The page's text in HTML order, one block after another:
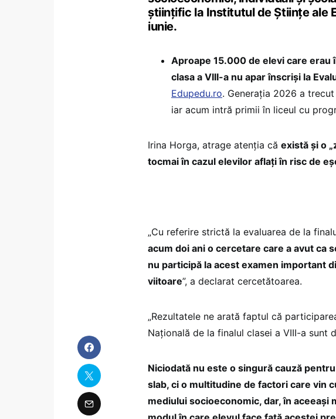
științific la Institutul de Științe ale
iunie.
Aproape 15.000 de elevi care erau
clasa a VIII-a nu apar înscriși la
Edupedu.ro. Generația 2026 a
iar acum intră primii în liceul cu
Irina Horga, atrage atenția că există și o
tocmai în cazul elevilor aflați în risc de
„Cu referire strictă la evaluarea de la
acum doi ani o cercetare care a avut ca
nu participă la acest examen important
viitoare”, a declarat cercetătoarea.
„Rezultatele ne arată faptul că
Națională de la finalul clasei a VIII-a sunt
Niciodată nu este o singură cauză
slab, ci o multitudine de factori care vin
mediului socioeconomic, dar, în aceeași